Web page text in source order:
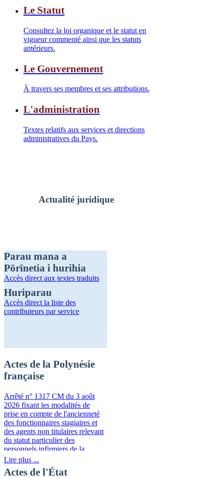
Le Statut
Consultez la loi organique et le statut en
vigueur commenté ainsi que les statuts
antérieurs.
Le Gouvernement
À travers ses membres et ses attributions.
L'administration
Textes relatifs aux services et directions
administratives du Pays.
Actualité juridique
Parau mana a
Pōrīnetia i hurihia
Accès direct aux textes traduits
Huriparau
Accès direct la liste des
contributeurs par service
Actes de la Polynésie
française
Arrêté n° 1317 CM du 3 août
2026 fixant les modalités de
prise en compte de l'ancienneté
des fonctionnaires stagiaires et
des agents non titulaires relevant
du statut particulier des
personnels infirmiers de la
fonction publique de la
Polynésie française
Lire plus ...
Actes de l'État